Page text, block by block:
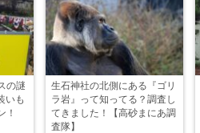
の謎
いも
！
生石神社の北側にある『ゴリ
ラ岩』って知ってる？調査し
てきました！【高砂まにあ調
査隊】